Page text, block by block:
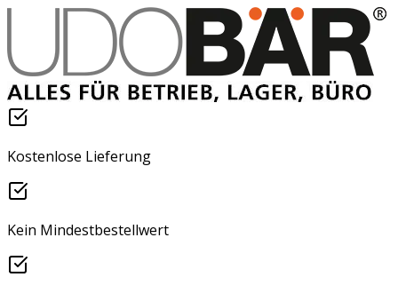
Kostenlose Lieferung
Kein Mindestbestellwert